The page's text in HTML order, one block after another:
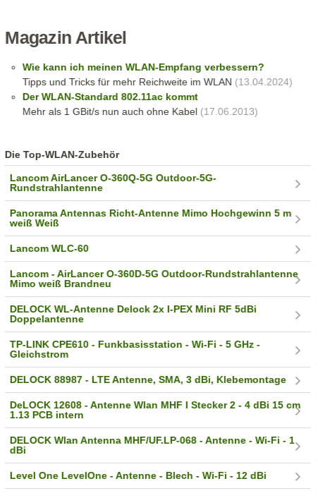
Magazin Artikel
Wie kann ich meinen WLAN-Empfang verbessern?
Tipps und Tricks für mehr Reichweite im WLAN (13.04.2024)
Der WLAN-Standard 802.11ac kommt
Mehr als 1 GBit/s nun auch ohne Kabel(17.06.2013)
Die Top-WLAN-Zubehör
Lancom AirLancer O-360Q-5G Outdoor-5G-
Rundstrahlantenne
Panorama Antennas Richt-Antenne Mimo Hochgewinn 5 m
weiß Weiß
Lancom WLC-60
Lancom - AirLancer O-360D-5G Outdoor-Rundstrahlantenne
Mimo weiß Brandneu
DELOCK WL-Antenne Delock 2x I-PEX Mini RF 5dBi
Doppelantenne
TP-LINK CPE610 - Funkbasisstation - Wi-Fi - 5 GHz -
Gleichstrom
DELOCK 88987 - LTE Antenne, SMA, 3 dBi, Klebemontage
DeLOCK 12608 - Antenne Wlan MHF I Stecker 2 - 4 dBi 15 cm
1.13 PCB intern
DELOCK Wlan Antenna MHF/UF.LP-068 - Antenne - Wi-Fi - 1
dBi
Level One LevelOne - Antenne - Blech - Wi-Fi - 12 dBi